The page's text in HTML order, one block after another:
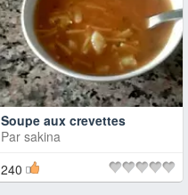
Soupe aux crevettes
Par sakina
240